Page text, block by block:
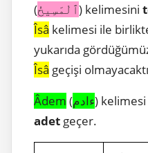
(ٱلْمَسِيحُ) kelimesini
Îsâ kelimesi ile
yukarıda
Îsâ geçişi
Âdem (ءادم)
adet geçer.